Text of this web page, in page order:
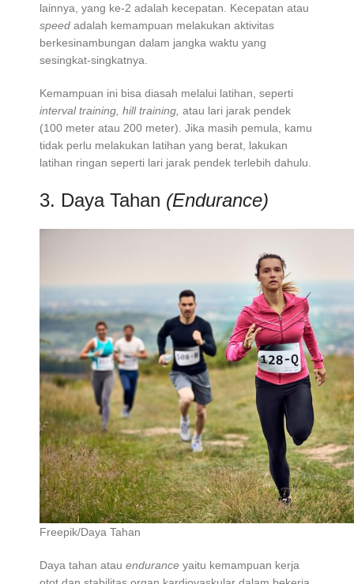
lainnya, yang ke-2 adalah kecepatan. Kecepatan atau
speed adalah kemampuan melakukan aktivitas
berkesinambungan dalam jangka waktu yang
sesingkat-singkatnya.
Kemampuan ini bisa diasah melalui latihan, seperti
interval training, hill training, atau lari jarak pendek
(100 meter atau 200 meter). Jika masih pemula, kamu
tidak perlu melakukan latihan yang berat, lakukan
latihan ringan seperti lari jarak pendek terlebih dahulu.
3. Daya Tahan (Endurance)
Freepik/Daya Tahan
Daya tahan atau endurance yaitu kemampuan kerja